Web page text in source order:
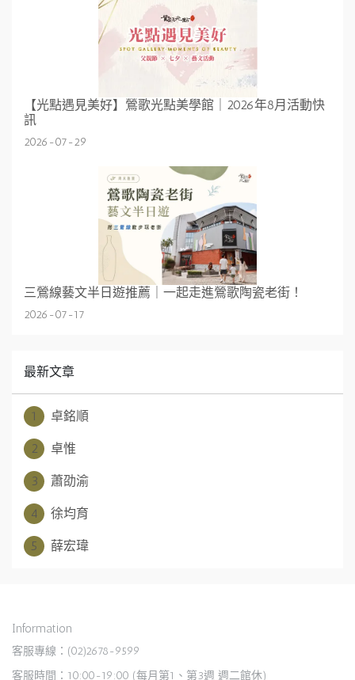
【光點遇見美好】鶯歌光點美學館｜2026年8月活動快
訊
2026-07-29
三鶯線藝文半日遊推薦｜一起走進鶯歌陶瓷老街！
2026-07-17
最新文章
1 卓銘順
2 卓惟
3 蕭劭渝
4 徐均育
5 薛宏瑋
Information
客服專線：(02)2678-9599
客服時間：10:00-19:00 (每月第1、第3週 週二館休)